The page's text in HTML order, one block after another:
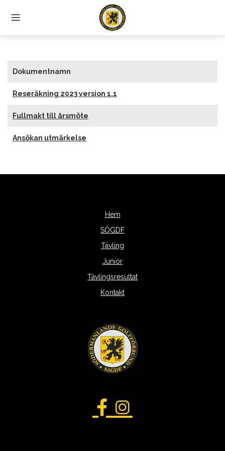
Dokumentnamn
Reseräkning 2023 version 1.1
Fullmakt till årsmöte
Ansökan utmärkelse
Hem
SÖGDF
Tävling
Junior
Tävlingsresultat
Kontakt